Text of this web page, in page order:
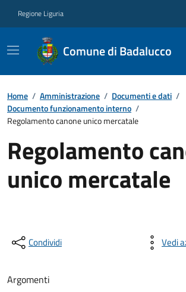
Regione Liguria
Comune di Badalucco
Home / Amministrazione / Documenti e dati /
Documento funzionamento interno /
Regolamento canone unico mercatale
Regolamento
unico mercatale
Condividi Vedi
Argomenti